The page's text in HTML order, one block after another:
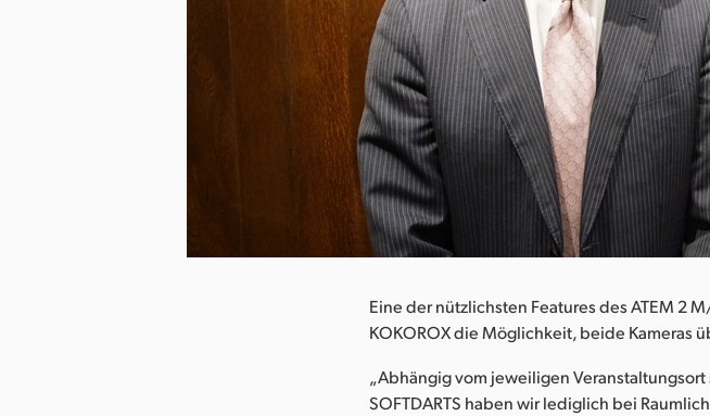
Eine der nützlichsten Features des ATEM 2
KOKOROX die Möglichkeit, beide Kameras
„Abhängig vom jeweiligen
SOFTDARTS haben wir lediglich bei